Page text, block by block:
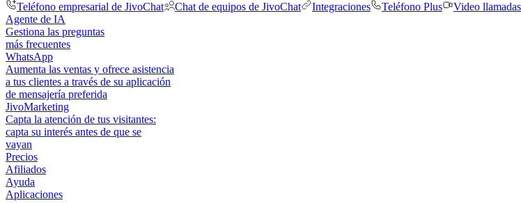
Teléfono empresarial de JivoChat
Chat de equipos de JivoChat Integraciones Teléfono Plus Video llamadas
Agente de IA
Gestiona las preguntas
más frecuentes
WhatsApp
Aumenta las ventas y ofrece asistencia
a tus clientes a través de su aplicación
de mensajería preferida
JivoMarketing
Capta la atención de tus visitantes:
capta su interés antes de que se
vayan
Precios
Afiliados
Ayuda
Aplicaciones